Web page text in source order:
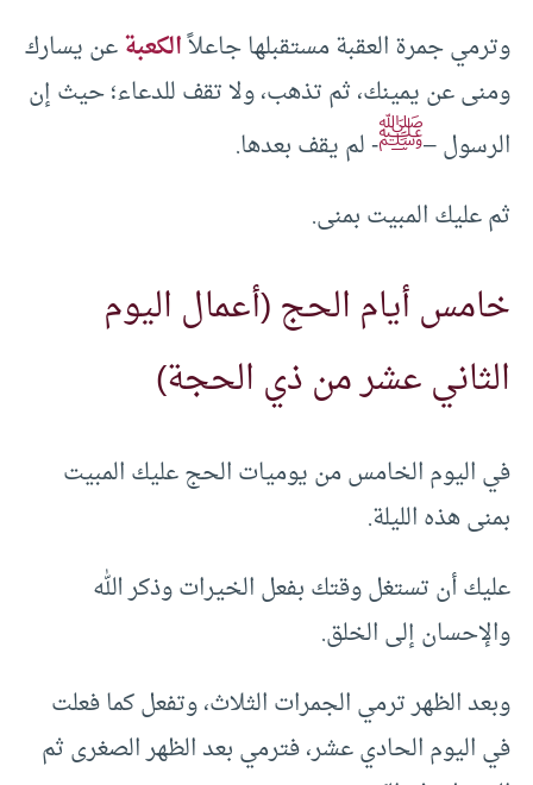
وترمي جمرة العقبة مستقبلها جاعلاًالكعبةعن يسارك
ومنى عن يمينك، ثم تذهب، ولا تقف للدعاء؛ حيث إن
الرسول –ﷺ- لم يقف بعدها.
ثم عليك المبيت بمنى.
خامس أيام الحج (أعمال اليوم
الثاني عشر من ذي الحجة)
في اليوم الخامس من يوميات الحج عليك المبيت
بمنى هذه الليلة.
عليك أن تستغل وقتك بفعل الخيرات وذكر الله
والإحسان إلى الخلق.
وبعد الظهر ترمي الجمرات الثلاث، وتفعل كما فعلت
في اليوم الحادي عشر، فترمي بعد الظهر الصغرى ثم